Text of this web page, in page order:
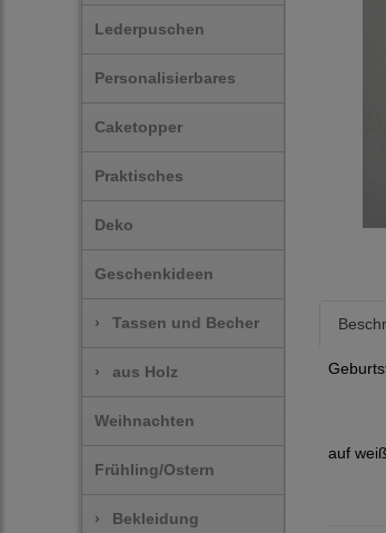
Lederpuschen
Personalisierbares
Caketopper
Praktisches
Deko
Geschenkideen
› Tassen und Becher
› aus Holz
Weihnachten
Frühling/Ostern
› Bekleidung
auf